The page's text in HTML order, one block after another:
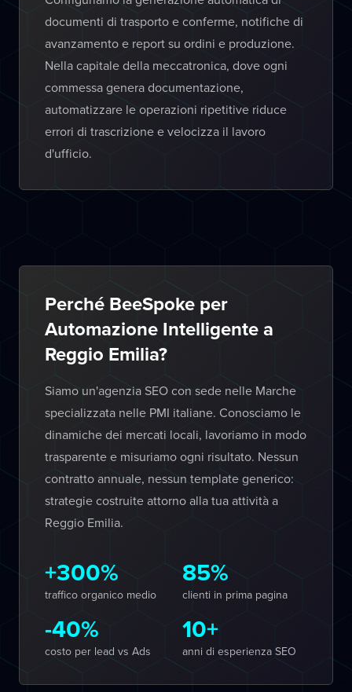
documenti di trasporto e conferme, notifiche di
avanzamento e report su ordini e produzione.
Nella capitale della meccatronica, dove ogni
commessa genera documentazione,
automatizzare le operazioni ripetitive riduce
errori di trascrizione e velocizza il lavoro
d'ufficio.
Perché BeeSpoke per
Automazione Intelligente a
Reggio Emilia?
Siamo un'agenzia SEO con sede nelle Marche
specializzata nelle PMI italiane. Conosciamo le
dinamiche dei mercati locali, lavoriamo in modo
trasparente e misuriamo ogni risultato. Nessun
contratto annuale, nessun template generico:
strategie costruite attorno alla tua attività a
Reggio Emilia.
+300%
traffico organico medio
85%
clienti in prima pagina
-40%
costo per lead vs Ads
10+
anni di esperienza SEO